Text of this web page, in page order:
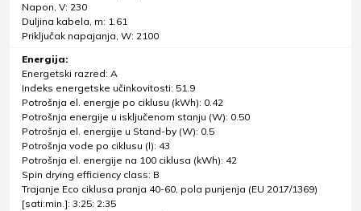
Napon, V: 230
Duljina kabela, m: 1.61
Priključak napajanja, W: 2100
Energija:
Energetski razred: A
Indeks energetske učinkovitosti: 51.9
Potrošnja el. energje po ciklusu (kWh): 0.42
Potrošnja energije u isključenom stanju (W): 0.50
Potrošnja el. energije u Stand-by (W): 0.5
Potrošnja vode po ciklusu (l): 43
Potrošnja el. energije na 100 ciklusa (kWh): 42
Spin drying efficiency class: B
Trajanje Eco ciklusa pranja 40-60, pola punjenja (EU 2017/1369)
[sati:min.]: 3:25: 2:35